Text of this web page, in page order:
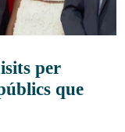
per
que